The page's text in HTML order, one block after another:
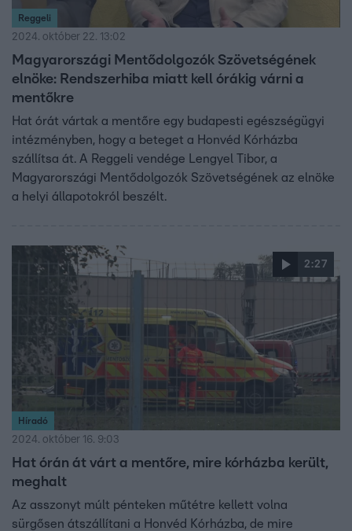
Reggeli
2024. október 22. 13:02
Magyarországi Mentődolgozók Szövetségének
elnöke: Rendszerhiba miatt kell órákig várni a
mentőkre
Hat órát vártak a mentőre egy budapesti egészségügyi
intézményben, hogy a beteget a Honvéd Kórházba
szállítsa át. A Reggeli vendége Lengyel Tibor, a
Magyarországi Mentődolgozók Szövetségének az elnöke
a helyi állapotokról beszélt.
2:27
Híradó
2024. október 16. 9:03
Hat órán át várt a mentőre, mire kórházba került,
meghalt
Az asszonyt múlt pénteken műtétre kellett volna
sürgősen átszállítani a Honvéd Kórházba, de mire